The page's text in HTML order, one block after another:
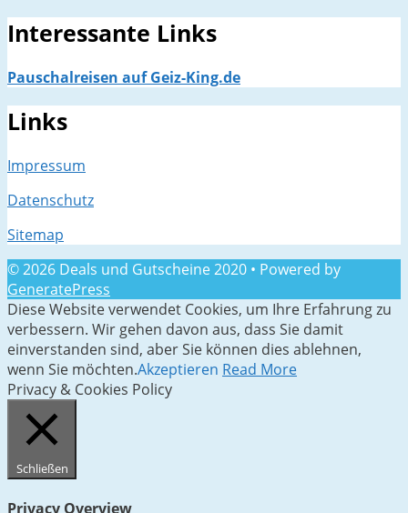
Interessante Links
Pauschalreisen auf Geiz-King.de
Links
Impressum
Datenschutz
Sitemap
© 2026 Deals und Gutscheine 2020 • Powered by
GeneratePress
Diese Website verwendet Cookies, um Ihre Erfahrung zu
verbessern. Wir gehen davon aus, dass Sie damit
einverstanden sind, aber Sie können dies ablehnen,
wenn Sie möchten.Akzeptieren Read More
Privacy & Cookies Policy
Schließen
Privacy Overview